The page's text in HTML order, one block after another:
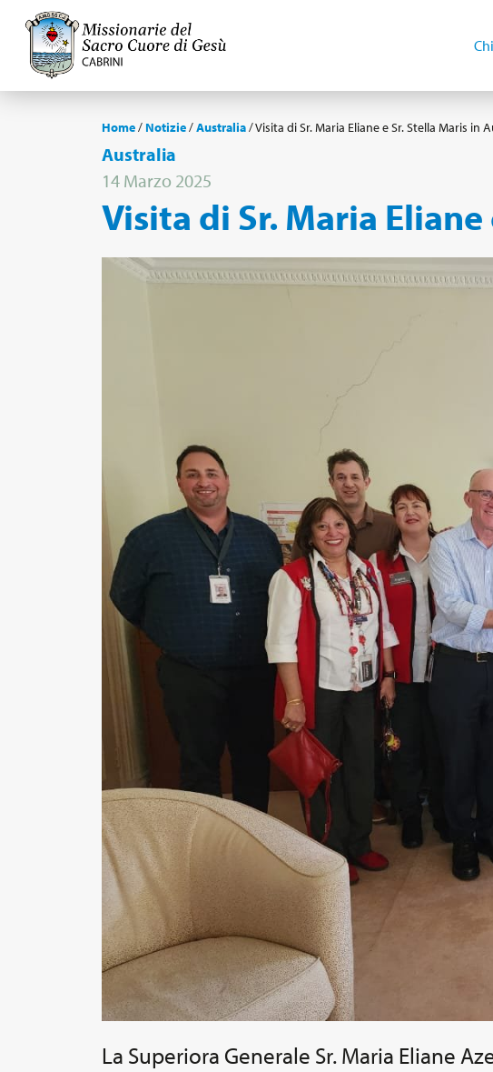
Home/ Notizie/Australia/Visita di Sr. Maria Eliane e Sr. Stella Maris in
Australia
14 Marzo 2025
Visita di Sr. Maria
La Superiora Generale Sr. Maria Eliane